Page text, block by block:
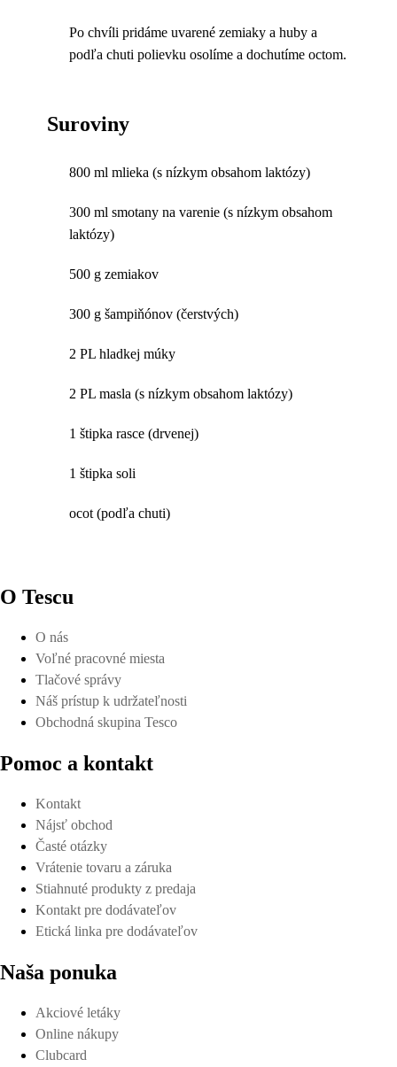
Po chvíli pridáme uvarené zemiaky a huby a
podľa chuti polievku osolíme a dochutíme octom.
Suroviny
800 ml mlieka (s nízkym obsahom laktózy)
300 ml smotany na varenie (s nízkym obsahom
laktózy)
500 g zemiakov
300 g šampiňónov (čerstvých)
2 PL hladkej múky
2 PL masla (s nízkym obsahom laktózy)
1 štipka rasce (drvenej)
1 štipka soli
ocot (podľa chuti)
O Tescu
O nás
Voľné pracovné miesta
Tlačové správy
Náš prístup k udržateľnosti
Obchodná skupina Tesco
Pomoc a kontakt
Kontakt
Nájsť obchod
Časté otázky
Vrátenie tovaru a záruka
Stiahnuté produkty z predaja
Kontakt pre dodávateľov
Etická linka pre dodávateľov
Naša ponuka
Akciové letáky
Online nákupy
Clubcard